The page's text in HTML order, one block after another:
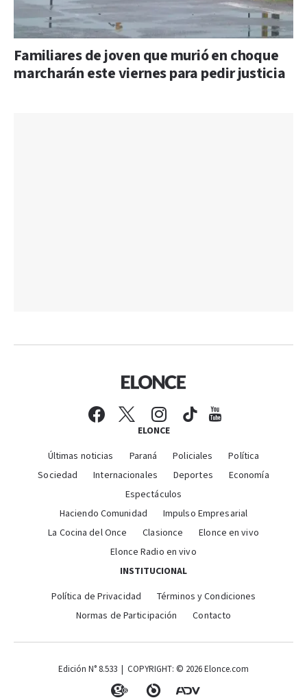
Familiares de joven que murió en choque
marcharán este viernes para pedir justicia
ELONCE
Últimas noticias Paraná Policiales
Política
Sociedad
Internacionales Deportes
Economía
Espectáculos
Haciendo Comunidad
Impulso Empresarial
La Cocina del Once
Clasionce
Elonce en vivo
Elonce Radio en vivo
INSTITUCIONAL
Política de Privacidad
Términos y Condiciones
Normas de Participación
Contacto
Edición N° 8.533 | COPYRIGHT: © 2026 Elonce.com